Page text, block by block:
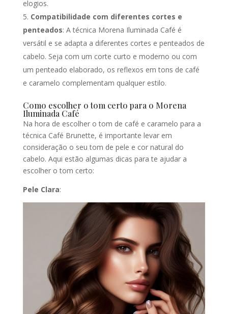
elogios.
Compatibilidade com diferentes cortes e
penteados: A técnica Morena Iluminada Café é
versátil e se adapta a diferentes cortes e penteados de
cabelo. Seja com um corte curto e moderno ou com
um penteado elaborado, os reflexos em tons de café
e caramelo complementam qualquer estilo.
Como escolher o tom certo para o Morena
Iluminada Café
Na hora de escolher o tom de café e caramelo para a
técnica Café Brunette, é importante levar em
consideração o seu tom de pele e cor natural do
cabelo. Aqui estão algumas dicas para te ajudar a
escolher o tom certo:
Pele Clara: